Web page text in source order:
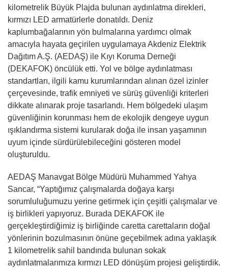
kilometrelik Büyük Plajda bulunan aydınlatma direkleri,
kırmızı LED armatürlerle donatıldı. Deniz
kaplumbağalarının yön bulmalarına yardımcı olmak
amacıyla hayata geçirilen uygulamaya Akdeniz Elektrik
Dağıtım A.Ş. (AEDAŞ) ile Kıyı Koruma Derneği
(DEKAFOK) öncülük etti. Yol ve bölge aydınlatması
standartları, ilgili kamu kurumlarından alınan özel izinler
çerçevesinde, trafik emniyeti ve sürüş güvenliği kriterleri
dikkate alınarak proje tasarlandı. Hem bölgedeki ulaşım
güvenliğinin korunması hem de ekolojik dengeye uygun
ışıklandırma sistemi kurularak doğa ile insan yaşamının
uyum içinde sürdürülebileceğini gösteren model
oluşturuldu.
AEDAŞ Manavgat Bölge Müdürü Muhammed Yahya
Sancar, “Yaptığımız çalışmalarda doğaya karşı
sorumluluğumuzu yerine getirmek için çeşitli çalışmalar ve
iş birlikleri yapıyoruz. Burada DEKAFOK ile
gerçekleştirdiğimiz iş birliğinde caretta carettaların doğal
yönlerinin bozulmasının önüne geçebilmek adına yaklaşık
1 kilometrelik sahil bandında bulunan sokak
aydınlatmalarımıza kırmızı LED dönüşüm projesi geliştirdik.